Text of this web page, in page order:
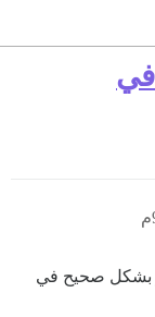
في
بشكل صحيح في